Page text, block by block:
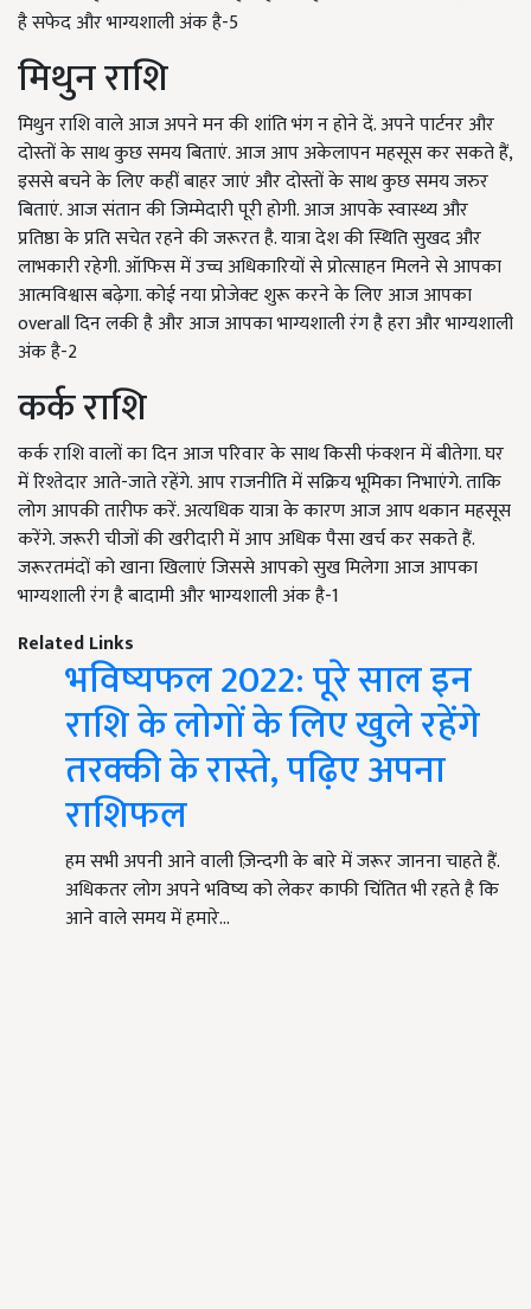
है सफेद और भाग्यशाली अंक है-5
मिथुन राशि
मिथुन राशि वाले आज अपने मन की शांति भंग न होने दें. अपने पार्टनर और
दोस्तों के साथ कुछ समय बिताएं. आज आप अकेलापन महसूस कर सकते हैं,
इससे बचने के लिए कहीं बाहर जाएं और दोस्तों के साथ कुछ समय जरुर
बिताएं. आज संतान की जिम्मेदारी पूरी होगी. आज आपके स्वास्थ्य और
प्रतिष्ठा के प्रति सचेत रहने की जरूरत है. यात्रा देश की स्थिति सुखद और
लाभकारी रहेगी. ऑफिस में उच्च अधिकारियों से प्रोत्साहन मिलने से आपका
आत्मविश्वास बढ़ेगा. कोई नया प्रोजेक्ट शुरू करने के लिए आज आपका
overall दिन लकी है और आज आपका भाग्यशाली रंग है हरा और भाग्यशाली
अंक है-2
कर्क राशि
कर्क राशि वालों का दिन आज परिवार के साथ किसी फंक्शन में बीतेगा. घर
में रिश्तेदार आते-जाते रहेंगे. आप राजनीति में सक्रिय भूमिका निभाएंगे. ताकि
लोग आपकी तारीफ करें. अत्यधिक यात्रा के कारण आज आप थकान महसूस
करेंगे. जरूरी चीजों की खरीदारी में आप अधिक पैसा खर्च कर सकते हैं.
जरूरतमंदों को खाना खिलाएं जिससे आपको सुख मिलेगा आज आपका
भाग्यशाली रंग है बादामी और भाग्यशाली अंक है-1
Related Links
भविष्यफल 2022: पूरे साल इन
राशि के लोगों के लिए खुले रहेंगे
तरक्की के रास्ते, पढ़िए अपना
राशिफल
हम सभी अपनी आने वाली ज़िन्दगी के बारे में जरूर जानना चाहते हैं.
अधिकतर लोग अपने भविष्य को लेकर काफी चिंतित भी रहते है कि
आने वाले समय में हमारे…